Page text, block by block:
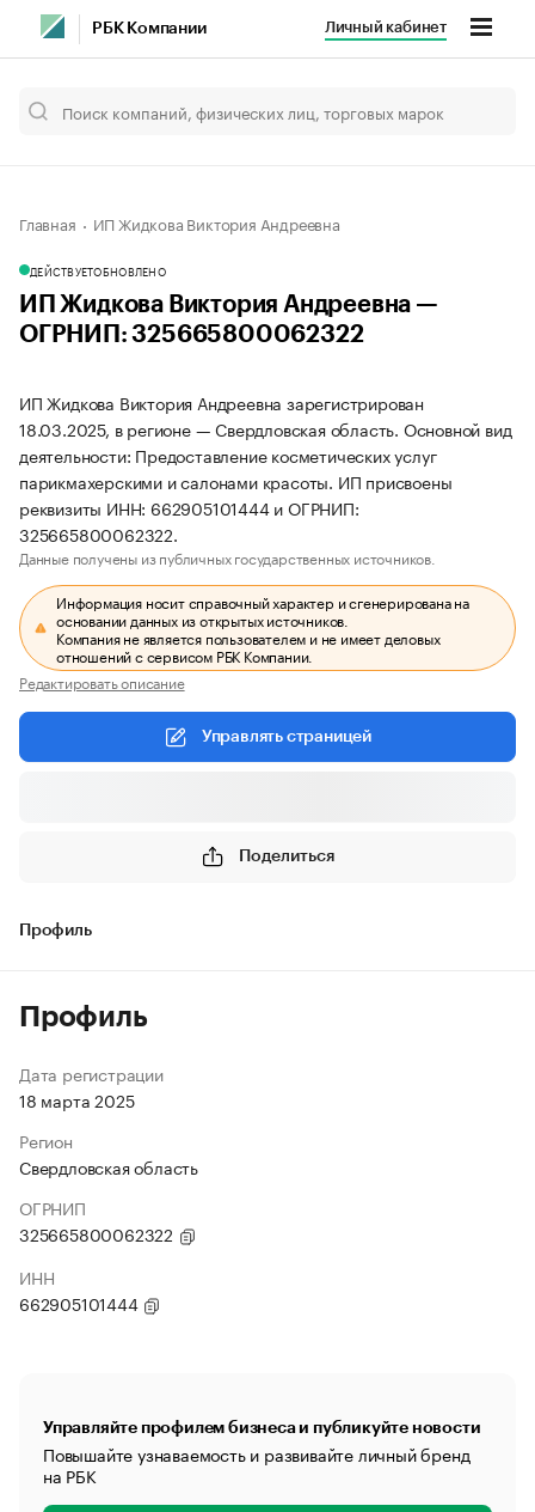
РБК Компании Личный кабинет
Главная ИП Жидкова Виктория Андреевна
ДЕЙСТВУЕТОБНОВЛЕНО
ИП Жидкова Виктория Андреевна —
ОГРНИП: 325665800062322
ИП Жидкова Виктория Андреевна зарегистрирован
18.03.2025, в регионе — Свердловская область. Основной вид
деятельности: Предоставление косметических услуг
парикмахерскими и салонами красоты. ИП присвоены
реквизиты ИНН: 662905101444 и ОГРНИП:
325665800062322.
Данные получены из публичных государственных источников.
Информация носит справочный характер и сгенерирована на
основании данных из открытых источников.
Компания не является пользователем и не имеет деловых
отношений с сервисом РБК Компании.
Редактировать описание
Управлять страницей
Поделиться
Профиль
Профиль
Дата регистрации
18 марта 2025
Регион
Свердловская область
ОГРНИП
325665800062322
ИНН
662905101444
Управляйте профилем бизнеса и публикуйте новости
Повышайте узнаваемость и развивайте личный бренд
на РБК